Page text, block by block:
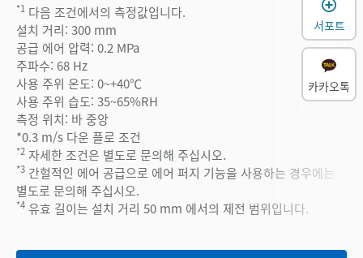
*1 다음 조건에서의 측정값입니다.
설치 거리: 300 mm
공급 에어 압력: 0.2 MPa
주파수: 68 Hz
사용 주위 온도: 0~+40℃
사용 주위 습도: 35~65%RH
측정 위치: 바 중앙
*0.3 m/s 다운 플로 조건
*2 자세한 조건은 별도로 문의해 주십시오.
*3 간헐적인 에어 공급으로 에어 퍼지 기능을 사용하는 경우에는
별도로 문의해 주십시오.
*4 유효 길이는 설치 거리 50 mm 에서의 제전 범위입니다.
서포트
카카오톡